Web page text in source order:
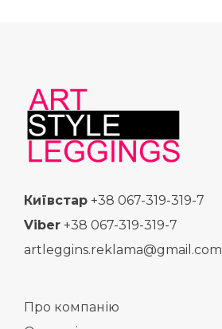
Київстар +38 067-319-319-7
Viber +38 067-319-319-7
artleggins.reklama@gmail.com
Про компанію